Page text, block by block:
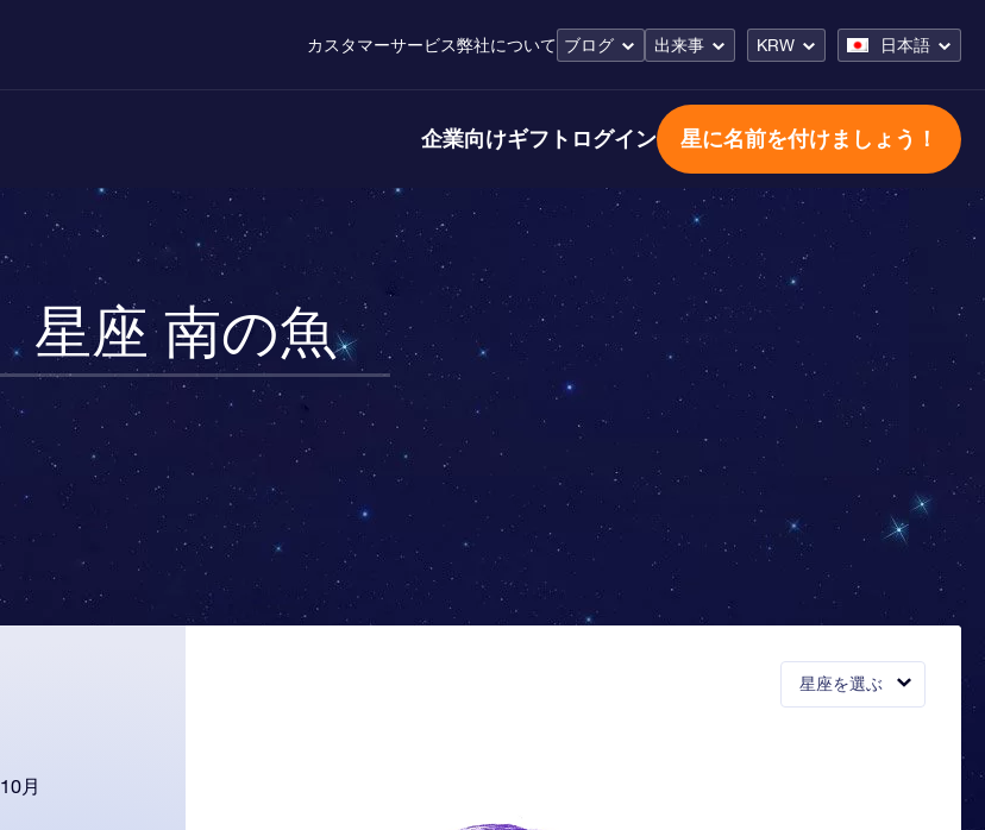
カスタマーサービス弊社について ブログ 出来事 KRW 日本語
企業向けギフト ログイン 星に名前を付けましょう！
星座 南の魚
星座を選ぶ
10月